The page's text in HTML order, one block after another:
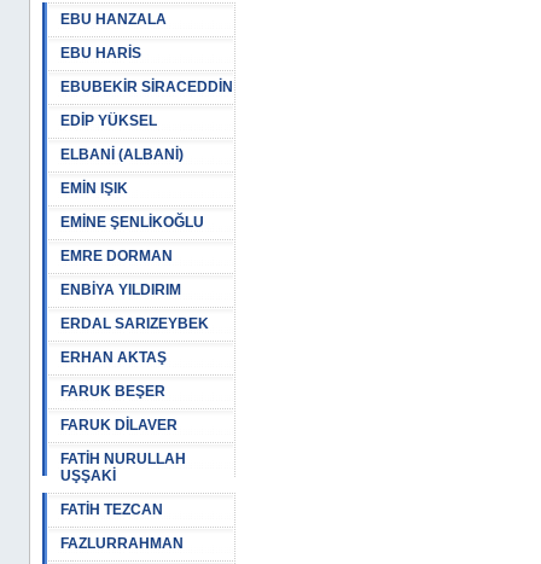
EBU HANZALA
EBU HARİS
EBUBEKİR SİRACEDDİN
EDİP YÜKSEL
ELBANİ (ALBANİ)
EMİN IŞIK
EMİNE ŞENLİKOĞLU
EMRE DORMAN
ENBİYA YILDIRIM
ERDAL SARIZEYBEK
ERHAN AKTAŞ
FARUK BEŞER
FARUK DİLAVER
FATİH NURULLAH
UŞŞAKİ
FATİH TEZCAN
FAZLURRAHMAN